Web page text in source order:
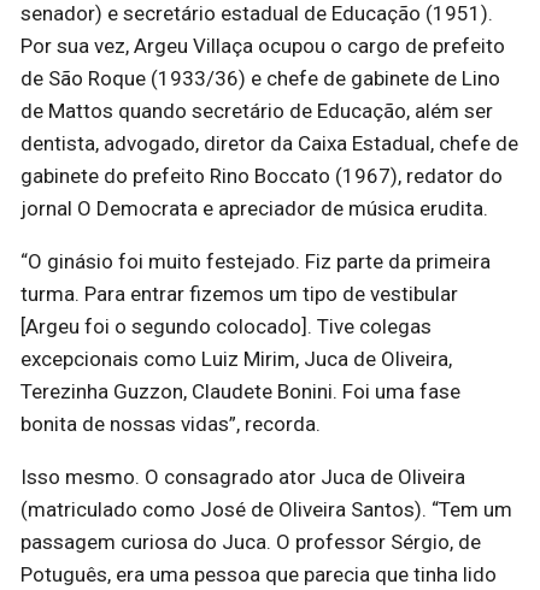
senador) e secretário estadual de Educação (1951).
Por sua vez, Argeu Villaça ocupou o cargo de prefeito
de São Roque (1933/36) e chefe de gabinete de Lino
de Mattos quando secretário de Educação, além ser
dentista, advogado, diretor da Caixa Estadual, chefe de
gabinete do prefeito Rino Boccato (1967), redator do
jornal O Democrata e apreciador de música erudita.
“O ginásio foi muito festejado. Fiz parte da primeira
turma. Para entrar fizemos um tipo de vestibular
[Argeu foi o segundo colocado]. Tive colegas
excepcionais como Luiz Mirim, Juca de Oliveira,
Terezinha Guzzon, Claudete Bonini. Foi uma fase
bonita de nossas vidas”, recorda.
Isso mesmo. O consagrado ator Juca de Oliveira
(matriculado como José de Oliveira Santos). “Tem um
passagem curiosa do Juca. O professor Sérgio, de
Potuguês, era uma pessoa que parecia que tinha lido